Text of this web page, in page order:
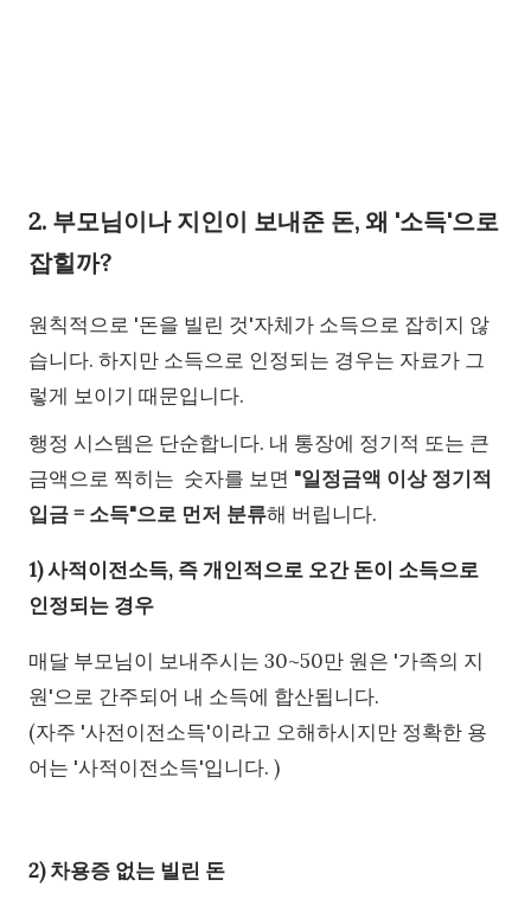
2. 부모님이나 지인이 보내준 돈, 왜 '소득'으로
잡힐까?
원칙적으로 '돈을 빌린 것'자체가 소득으로 잡히지 않
습니다. 하지만 소득으로 인정되는 경우는 자료가 그
렇게 보이기 때문입니다.
행정 시스템은 단순합니다. 내 통장에 정기적 또는 큰
금액으로 찍히는 숫자를 보면 "일정금액 이상 정기적
입금 = 소득"으로 먼저 분류해 버립니다.
1) 사적이전소득, 즉 개인적으로 오간 돈이 소득으로
인정되는 경우
매달 부모님이 보내주시는 30~50만 원은 '가족의 지
원'으로 간주되어 내 소득에 합산됩니다.
(자주 '사전이전소득'이라고 오해하시지만 정확한 용
어는 '사적이전소득'입니다. )
2) 차용증 없는 빌린 돈